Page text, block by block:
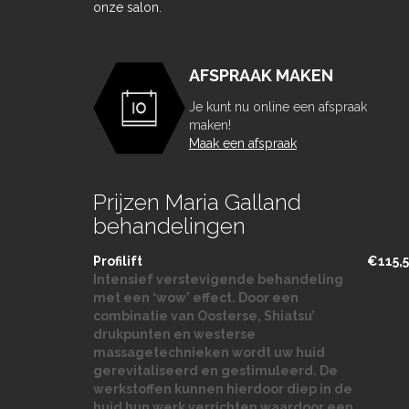
onze salon.
AFSPRAAK MAKEN
Je kunt nu online een afspraak
maken!
Maak een afspraak
Prijzen Maria Galland
behandelingen
Profilift
Intensief verstevigende behandeling
met een ‘wow’ effect. Door een
combinatie van Oosterse, Shiatsu’
drukpunten en westerse
massagetechnieken wordt uw huid
gerevitaliseerd en gestimuleerd. De
werkstoffen kunnen hierdoor diep in de